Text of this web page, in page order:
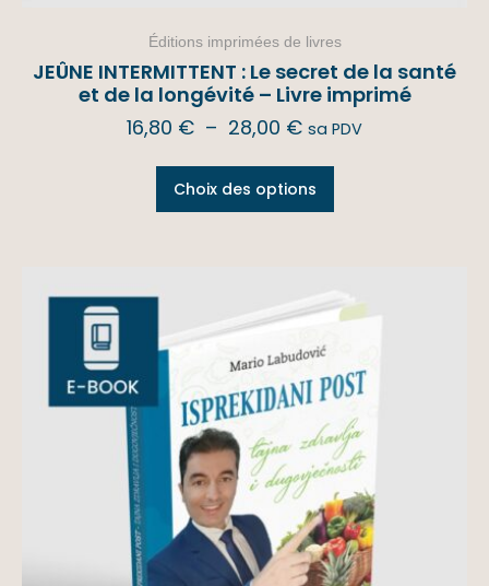
Éditions imprimées de livres
JEÛNE INTERMITTENT : Le secret de la santé
et de la longévité – Livre imprimé
16,80 € – 28,00 € sa PDV
Choix des options